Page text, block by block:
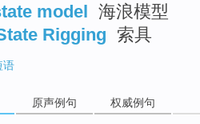
model 海浪模型
Rigging 索具
语
原声例句 权威例句